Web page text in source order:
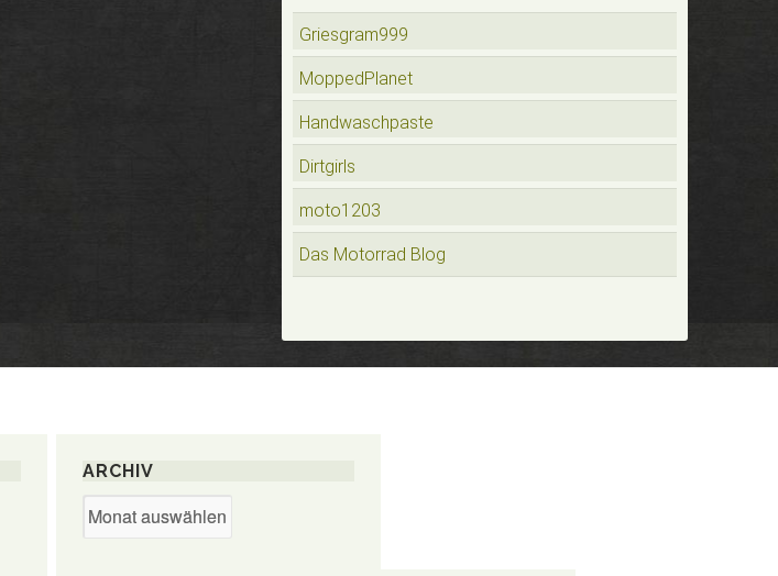
Griesgram999
MoppedPlanet
Handwaschpaste
Dirtgirls
moto1203
Das Motorrad Blog
ARCHIV
Archiv